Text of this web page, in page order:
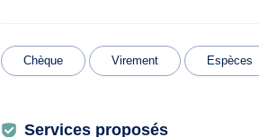
Chèque Virement Espèces
Services proposés